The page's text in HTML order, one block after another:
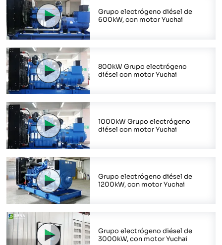
Grupo electrógeno diésel de
600kW, con motor Yuchai
800kW Grupo electrógeno
diésel con motor Yuchai
1000kW Grupo electrógeno
diésel con motor Yuchai
Grupo electrógeno diésel de
1200kW, con motor Yuchai
Grupo electrógeno diésel de
3000kW, con motor Yuchai